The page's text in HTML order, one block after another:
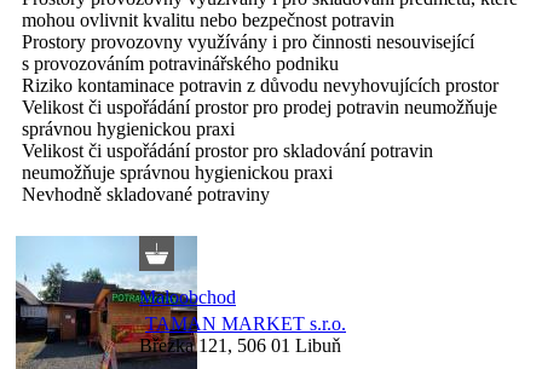
mohou ovlivnit kvalitu nebo bezpečnost potravin
Prostory provozovny využívány i pro činnosti nesouvisející
s provozováním potravinářského podniku
Riziko kontaminace potravin z důvodu nevyhovujících prostor
Velikost či uspořádání prostor pro prodej potravin neumožňuje
správnou hygienickou praxi
Velikost či uspořádání prostor pro skladování potravin
neumožňuje správnou hygienickou praxi
Nevhodně skladované potraviny
Maloobchod
TAMAN MARKET s.r.o.
Březka 121, 506 01 Libuň